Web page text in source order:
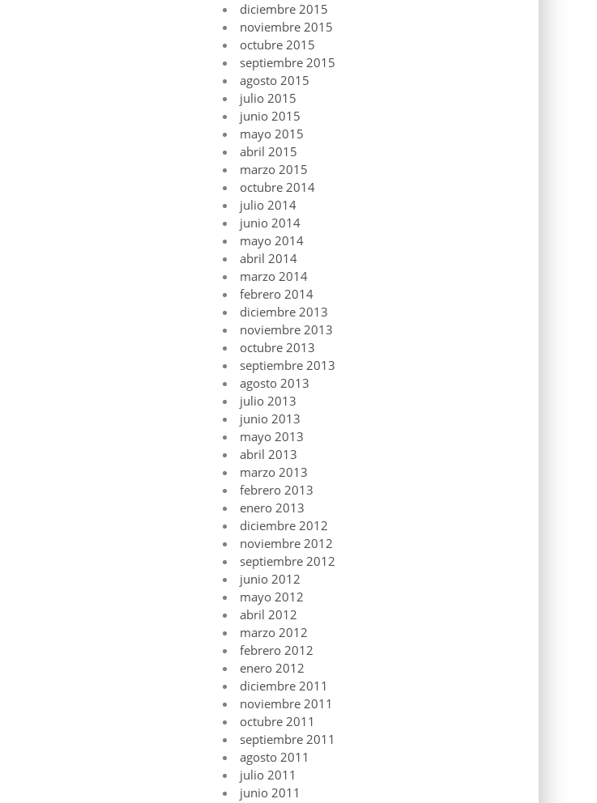
diciembre 2015
noviembre 2015
octubre 2015
septiembre 2015
agosto 2015
julio 2015
junio 2015
mayo 2015
abril 2015
marzo 2015
octubre 2014
julio 2014
junio 2014
mayo 2014
abril 2014
marzo 2014
febrero 2014
diciembre 2013
noviembre 2013
octubre 2013
septiembre 2013
agosto 2013
julio 2013
junio 2013
mayo 2013
abril 2013
marzo 2013
febrero 2013
enero 2013
diciembre 2012
noviembre 2012
septiembre 2012
junio 2012
mayo 2012
abril 2012
marzo 2012
febrero 2012
enero 2012
diciembre 2011
noviembre 2011
octubre 2011
septiembre 2011
agosto 2011
julio 2011
junio 2011